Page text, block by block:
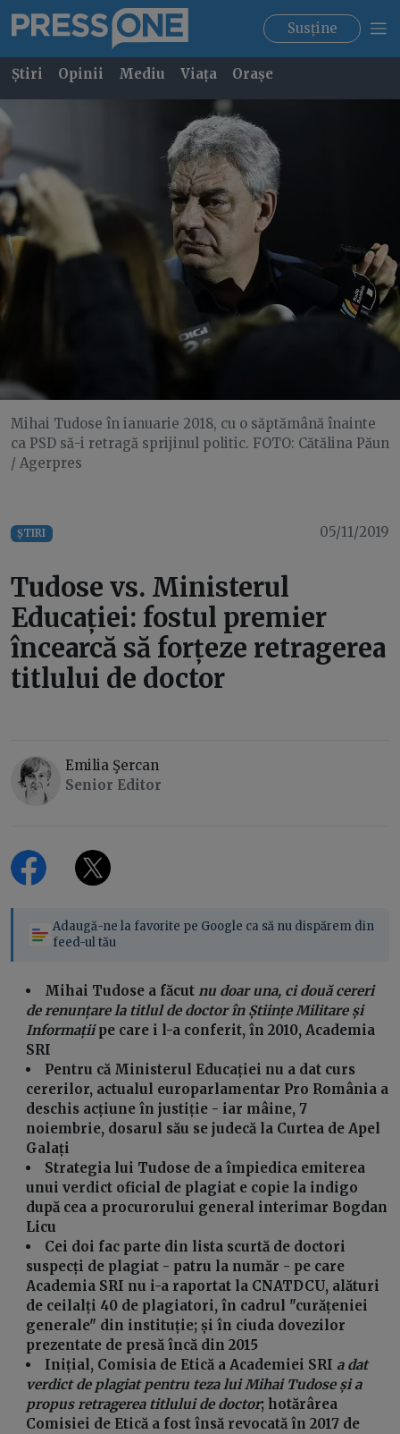
Susține
Știri Opinii Mediu Viața Orașe
Mihai Tudose în ianuarie 2018, cu o săptămână înainte
ca PSD să-i retragă sprijinul politic. FOTO: Cătălina Păun
/ Agerpres
ȘTIRI 05/11/2019
Tudose vs. Ministerul
Educației: fostul premier
încearcă să forțeze retragerea
titlului de doctor
Emilia Şercan
Senior Editor
Adaugă-ne la favorite pe Google ca să nu dispărem din
feed-ul tău
Mihai Tudose a făcutnu doar una, ci două cereri
de renunțare la titlul de doctor în Științe Militare și
Informațiipe care i l-a conferit, în 2010, Academia
SRI
Pentru că Ministerul Educației nu a dat curs
cererilor, actualul europarlamentar Pro România a
deschis acțiune în justiție - iar mâine, 7
noiembrie, dosarul său se judecă la Curtea de Apel
Galați
Strategia lui Tudose de a împiedica emiterea
unui verdict oficial de plagiat e copie la indigo
după cea a procurorului general interimar Bogdan
Licu
Cei doi fac parte din lista scurtă de doctori
suspecți de plagiat - patru la număr - pe care
Academia SRI nu i-a raportat la CNATDCU, alături
de ceilalți 40 de plagiatori, în cadrul "curățeniei
generale" din instituție; și în ciuda dovezilor
prezentate de presă încă din 2015
Inițial, Comisia de Etică a Academiei SRI a dat
verdict de plagiat pentru teza lui Mihai Tudose și a
propus retragerea titlului de doctor; hotărârea
Comisiei de Etică a fost însă revocată în 2017 de